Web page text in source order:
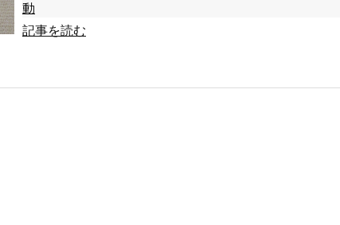
動
記事を読む